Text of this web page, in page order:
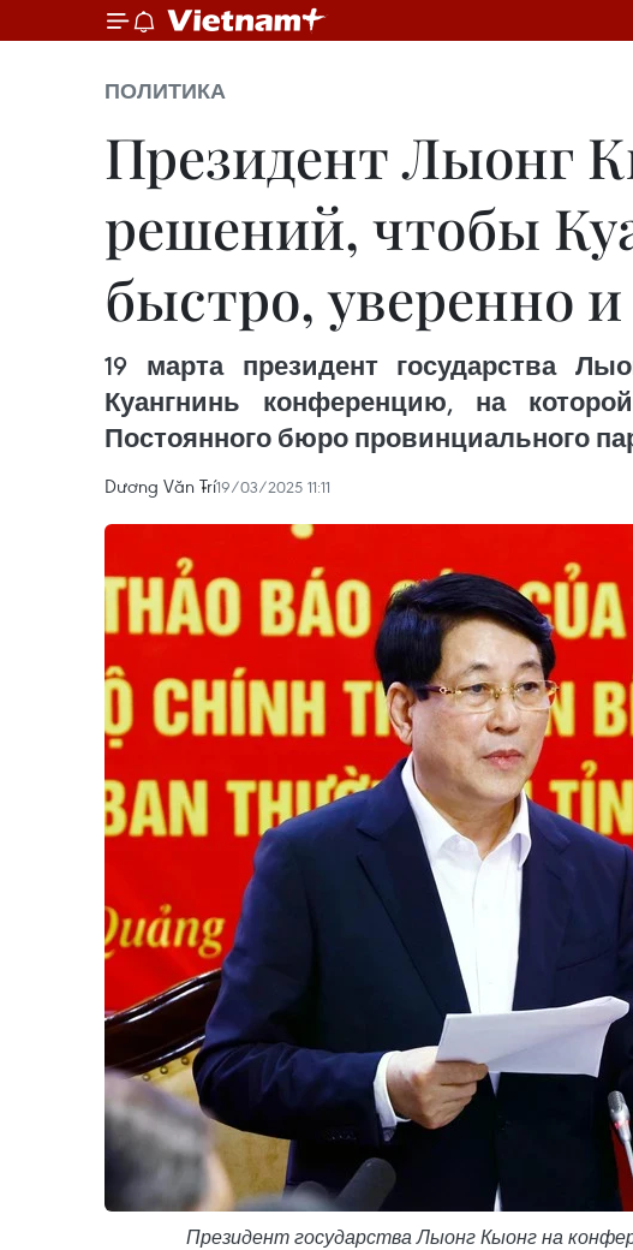
ПОЛИТИКА
Президент Лыонг
решений, чтобы
быстро, уверенно
19 марта президент государства
Куангнинь конференцию, на
Постоянного бюро провинциального
Dương Văn Trí19/03/2025 11:11
Президент государства Лыонг Кыонг на